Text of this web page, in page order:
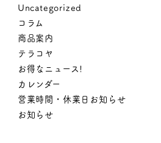
Uncategorized
コラム
商品案内
テラコヤ
お得なニュース!
カレンダー
営業時間・休業日お知らせ
お知らせ